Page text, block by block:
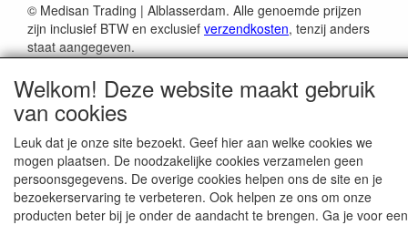
© Medisan Trading | Alblasserdam. Alle genoemde prijzen
zijn inclusief BTW en exclusief verzendkosten, tenzij anders
staat aangegeven.
Welkom! Deze website maakt gebruik
van cookies
Leuk dat je onze site bezoekt. Geef hier aan welke cookies we
mogen plaatsen. De noodzakelijke cookies verzamelen geen
persoonsgegevens. De overige cookies helpen ons de site en je
bezoekerservaring te verbeteren. Ook helpen ze ons om onze
producten beter bij je onder de aandacht te brengen. Ga je voor een